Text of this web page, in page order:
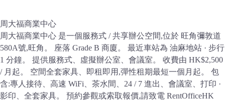
周大福商業中心
周大福商業中心 是一個服務式 / 共享辦公空間,位於 旺角彌敦道
580A號,旺角。 座落 Grade B 商廈。 最近車站為 油麻地站 · 步行
1 分鐘。 提供服務式、虛擬辦公室、會議室。 收費由 HK$2,500
/ 月起。 空間全套家具、即租即用,彈性租期最短一個月起。 包
含:專人接待、高速 WiFi、茶水間、24 / 7 進出、會議室、打印 ·
影印、全套家具。 預約參觀或索取報價,請致電 RentOfficeHK